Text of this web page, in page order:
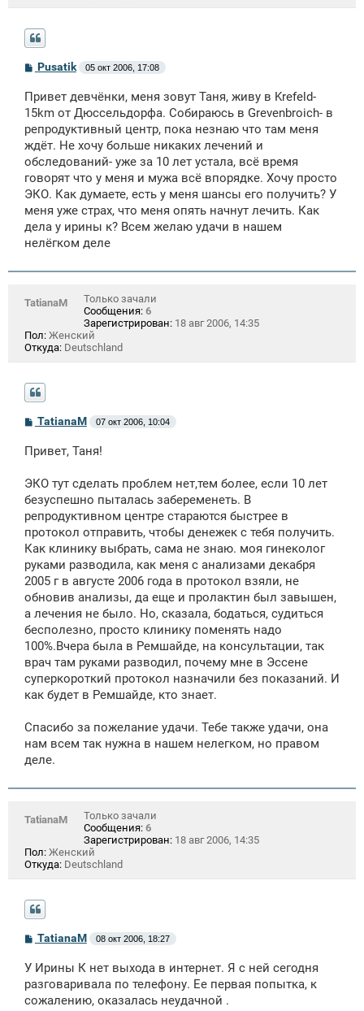
С
б
щ
н
и
е
Pusatik 05 окт 2006, 17:08
Привет девчёнки, меня зовут Таня, живу в Krefeld-
15km от Дюссельдорфа. Собираюсь в Grevenbroich- в
репродуктивный центр, пока незнаю что там меня
ждёт. Не хочу больше никаких лечений и
обследований- уже за 10 лет устала, всё время
говорят что у меня и мужа всё впорядке. Хочу просто
ЭКО. Как думаете, есть у меня шансы его получить? У
меня уже страх, что меня опять начнут лечить. Как
дела у ирины к? Всем желаю удачи в нашем
нелёгком деле
TatianaM
Только зачали
Сообщения: 6
Зарегистрирован: 18 авг 2006, 14:35
Пол: Женский
Откуда: Deutschland
С
б
е
н
и
TatianaM 07 окт 2006, 10:04
Привет, Таня!
ЭКО тут сделать проблем нет,тем более, если 10 лет
безуспешно пыталась забеременеть. В
репродуктивном центре стараются быстрее в
протокол отправить, чтобы денежек с тебя получить.
Как клинику выбрать, сама не знаю. моя гинеколог
руками разводила, как меня с анализами декабря
2005 г в августе 2006 года в протокол взяли, не
обновив анализы, да еще и пролактин был завышен,
а лечения не было. Но, сказала, бодаться, судиться
бесполезно, просто клинику поменять надо
100%.Вчера была в Ремшайде, на консультации, так
врач там руками разводил, почему мне в Эссене
суперкороткий протокол назначили без показаний. И
как будет в Ремшайде, кто знает.
Спасибо за пожелание удачи. Тебе также удачи, она
нам всем так нужна в нашем нелегком, но правом
деле.
TatianaM
Только зачали
Сообщения: 6
Зарегистрирован: 18 авг 2006, 14:35
Пол: Женский
Откуда: Deutschland
С
б
щ
н
TatianaM 08 окт 2006, 18:27
У Ирины К нет выхода в интернет. Я с ней сегодня
разговаривала по телефону. Ее первая попытка, к
сожалению, оказалась неудачной .